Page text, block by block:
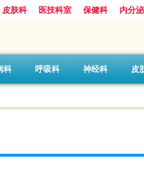
皮肤科 医技科室 保健科 内分
科 呼吸科 神经科 皮